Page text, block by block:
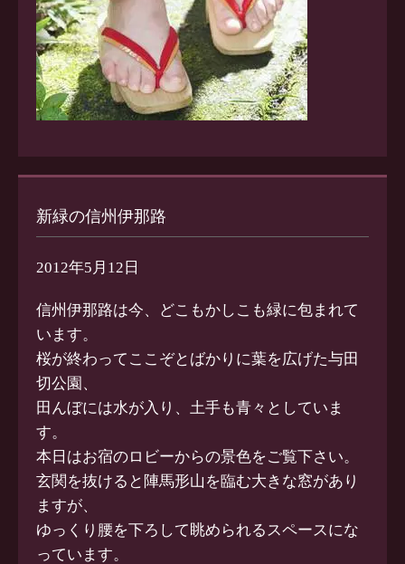
新緑の信州伊那路
2012年5月12日
信州伊那路は今、どこもかしこも緑に包まれて
います。
桜が終わってここぞとばかりに葉を広げた与田
切公園、
田んぼには水が入り、土手も青々としていま
す。
本日はお宿のロビーからの景色をご覧下さい。
玄関を抜けると陣馬形山を臨む大きな窓があり
ますが、
ゆっくり腰を下ろして眺められるスペースにな
っています。